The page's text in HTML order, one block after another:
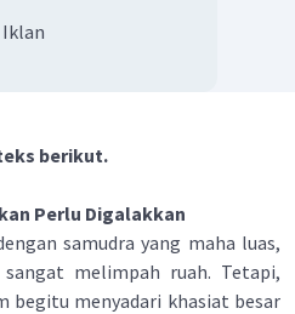
Iklan
berikut.
Perlu Digalakkan
samudra yang maha luas,
melimpah ruah. Tetapi,
begitu menyadari khasiat besar